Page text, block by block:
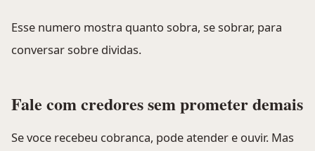
Esse numero mostra quanto sobra, se sobrar, para
conversar sobre dividas.
Fale com credores sem prometer demais
Se voce recebeu cobranca, pode atender e ouvir. Mas